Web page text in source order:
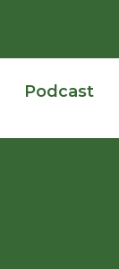
Podcast